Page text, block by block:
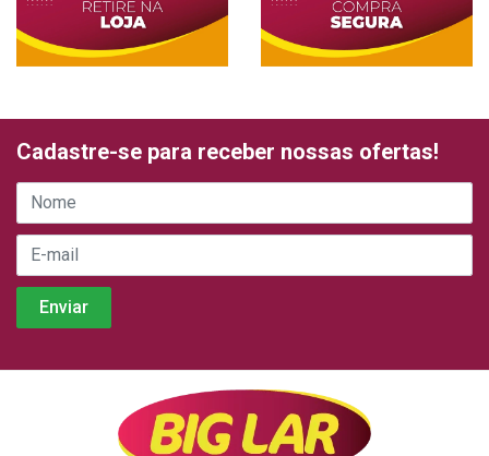
Cadastre-se para receber nossas ofertas!